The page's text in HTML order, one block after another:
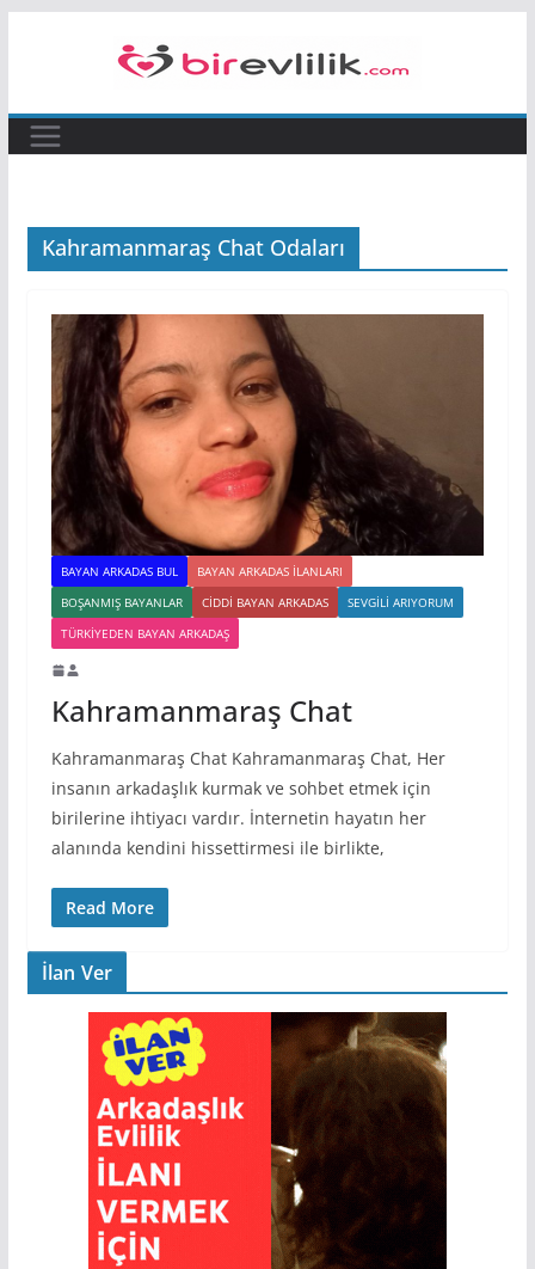
Kahramanmaraş Chat Odaları
BAYAN ARKADAS BUL
BAYAN ARKADAS ILANLARI
BOŞANMIŞ BAYANLAR
CIDDI BAYAN ARKADAS
SEVGILI ARIYORUM
TÜRKIYEDEN BAYAN ARKADAŞ
Kahramanmaraş Chat
Kahramanmaraş Chat Kahramanmaraş Chat, Her
insanın arkadaşlık kurmak ve sohbet etmek için
birilerine ihtiyacı vardır. İnternetin hayatın her
alanında kendini hissettirmesi ile birlikte,
Read More
İlan Ver